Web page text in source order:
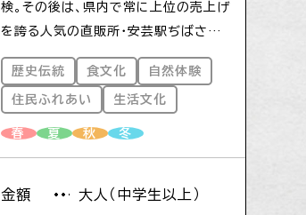
検。その後は、県内で常に上位の売上げ
を誇る人気の直販所・安芸駅ぢばさん
市場へ。自然の恩恵を受けて育った地
元野菜や獲れたての魚などの地場産品
のお買い物をお楽しみ下さい。
歴史伝統 食文化 自然体験
住民ふれあい 生活文化
春 夏 秋 冬
金額
大人（中学生以上）